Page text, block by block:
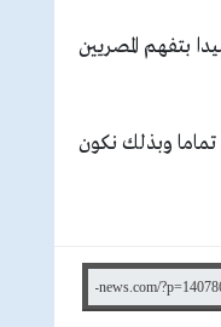
بتفهم المصريين
وبذلك نكون